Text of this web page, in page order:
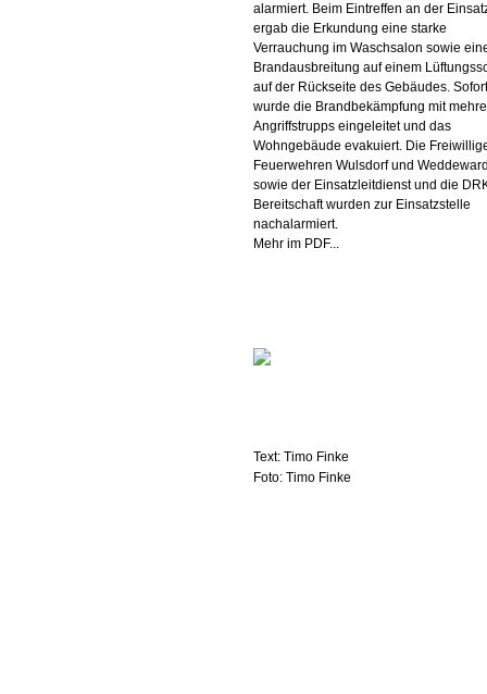
alarmiert. Beim Eintreffen an der
ergab die Erkundung eine starke
Verrauchung im Waschsalon sowie
Brandausbreitung auf einem
auf der Rückseite des Gebäudes. Sofort
wurde die Brandbekämpfung mit
Angriffstrupps eingeleitet und das
Wohngebäude evakuiert. Die
Feuerwehren Wulsdorf und
sowie der Einsatzleitdienst und die
Bereitschaft wurden zur Einsatzstelle
nachalarmiert.
Mehr im PDF...
Text: Timo Finke
Foto: Timo Finke